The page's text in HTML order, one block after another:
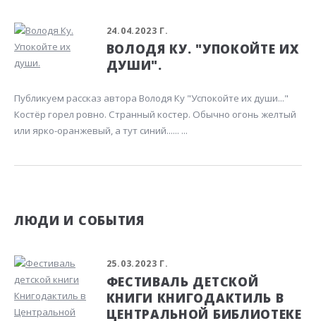
24.04.2023 Г.
ВОЛОДЯ КУ. "УПОКОЙТЕ ИХ
ДУШИ".
Публикуем рассказ автора Володя Ку "Успокойте их души..."
Костёр горел ровно. Странный костер. Обычно огонь желтый
или ярко-оранжевый, а тут синий...... ...
ЛЮДИ И СОБЫТИЯ
25.03.2023 Г.
ФЕСТИВАЛЬ ДЕТСКОЙ
КНИГИ КНИГОДАКТИЛЬ В
ЦЕНТРАЛЬНОЙ БИБЛИОТЕКЕ